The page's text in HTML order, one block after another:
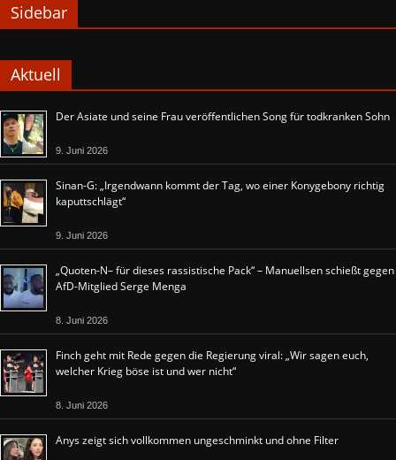
Sidebar
Aktuell
Der Asiate und seine Frau veröffentlichen Song für todkranken Sohn
9. Juni 2026
Sinan-G: „Irgendwann kommt der Tag, wo einer Konygebony richtig
kaputtschlägt“
9. Juni 2026
„Quoten-N– für dieses rassistische Pack“ – Manuellsen schießt gegen
AfD-Mitglied Serge Menga
8. Juni 2026
Finch geht mit Rede gegen die Regierung viral: „Wir sagen euch,
welcher Krieg böse ist und wer nicht“
8. Juni 2026
Anys zeigt sich vollkommen ungeschminkt und ohne Filter